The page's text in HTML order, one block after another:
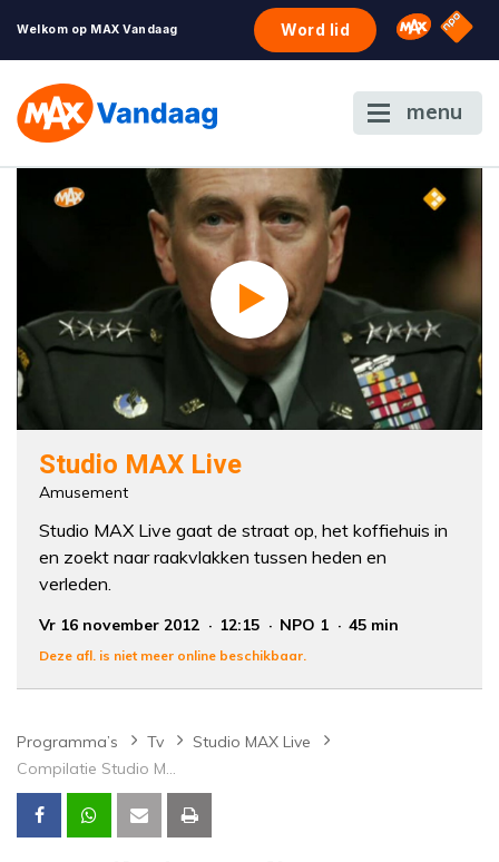
Welkom op MAX Vandaag Word lid Omroep
NPO
menu
Studio MAX Live
Amusement
Studio MAX Live gaat de straat op, het koffiehuis in
en zoekt naar raakvlakken tussen heden en
verleden.
Vr 16 november 2012 12:15 NPO 1 45 min
Deze afl. is niet meer online beschikbaar.
Programma’s Tv
Studio MAX Live
Compilatie Studio MAX